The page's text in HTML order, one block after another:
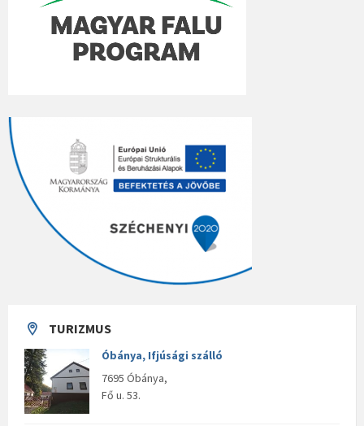
TURIZMUS
Óbánya, Ifjúsági szálló
7695 Óbánya,
Fő u. 53.